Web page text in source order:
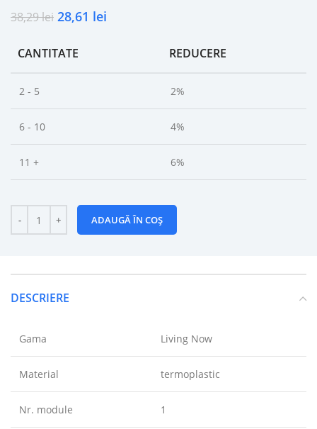
38,29lei 28,61 lei
CANTITATE REDUCERE
2 - 5 2%
6 - 10 4%
11 + 6%
ADAUGĂ ÎN COȘ
DESCRIERE
Gama Living Now
Material termoplastic
Nr. module 1